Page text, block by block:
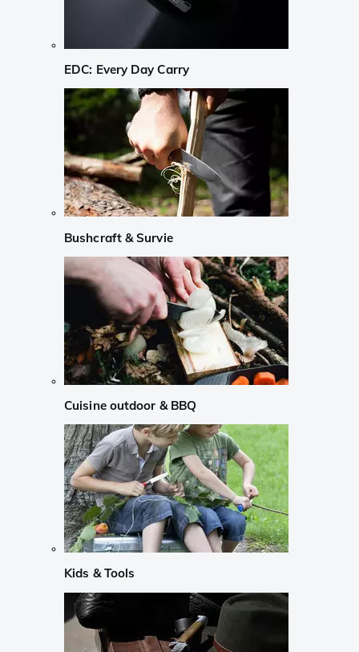
EDC: Every Day Carry
Bushcraft & Survie
Cuisine outdoor & BBQ
Kids & Tools